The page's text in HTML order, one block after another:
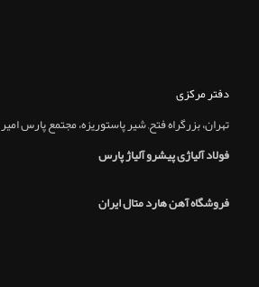
دفتر مرکزی
تهران، بزرگراه فتح, شير پاستوريزه، مجتمع پارس امير
فولاد آلیاژی پیشرو آلیاژ پارس
فروشگاه آهن هارد متال ایران